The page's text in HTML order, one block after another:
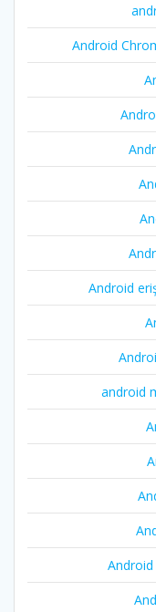
Android
Android
android